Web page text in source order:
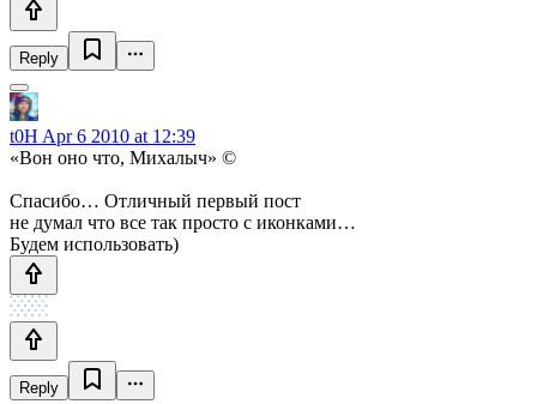
Reply
t0H Apr 6 2010 at 12:39
«Вон оно что, Михалыч» ©
Спасибо… Отличный первый пост
не думал что все так просто с иконками…
Будем использовать)
Reply